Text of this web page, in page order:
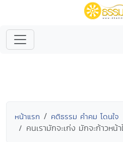
หน้าแรก คติธรรม คำคม โดนใจ
คนเรามักจะเก่ง มักจะก้าวหน้